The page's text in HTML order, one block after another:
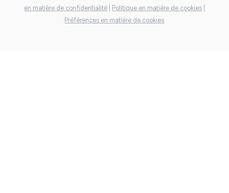
en matière de confidentialité
Politique en matière de cookies
Préférences en matière de cookies